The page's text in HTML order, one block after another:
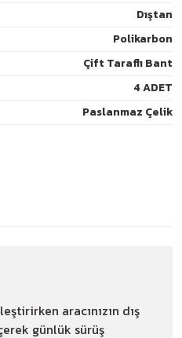
Yorum Yaz
Dıştan
Polikarbon
Çift Taraflı Bant
4 ADET
Paslanmaz Çelik
aracınızın dış
günlük sürüş